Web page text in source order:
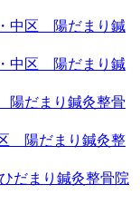
中区 陽だまり鍼
中区 陽だまり鍼
陽だまり鍼灸整骨
陽だまり鍼灸整
だまり鍼灸整骨院